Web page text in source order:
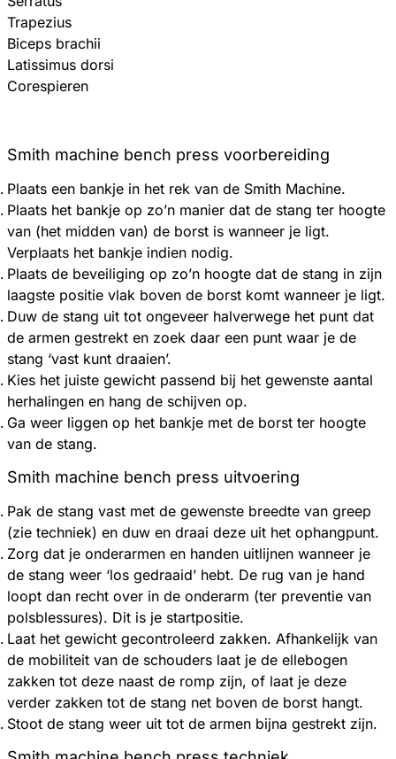
Trapezius
Biceps brachii
Latissimus dorsi
Corespieren
Smith machine bench press voorbereiding
Plaats een bankje in het rek van de Smith Machine.
Plaats het bankje op zo’n manier dat de stang ter hoogte
van (het midden van) de borst is wanneer je ligt.
Verplaats het bankje indien nodig.
Plaats de beveiliging op zo’n hoogte dat de stang in zijn
laagste positie vlak boven de borst komt wanneer je ligt.
Duw de stang uit tot ongeveer halverwege het punt dat
de armen gestrekt en zoek daar een punt waar je de
stang ‘vast kunt draaien’.
Kies het juiste gewicht passend bij het gewenste aantal
herhalingen en hang de schijven op.
Ga weer liggen op het bankje met de borst ter hoogte
van de stang.
Smith machine bench press uitvoering
Pak de stang vast met de gewenste breedte van greep
(zie techniek) en duw en draai deze uit het ophangpunt.
Zorg dat je onderarmen en handen uitlijnen wanneer je
de stang weer ‘los gedraaid’ hebt. De rug van je hand
loopt dan recht over in de onderarm (ter preventie van
polsblessures). Dit is je startpositie.
Laat het gewicht gecontroleerd zakken. Afhankelijk van
de mobiliteit van de schouders laat je de ellebogen
zakken tot deze naast de romp zijn, of laat je deze
verder zakken tot de stang net boven de borst hangt.
Stoot de stang weer uit tot de armen bijna gestrekt zijn.